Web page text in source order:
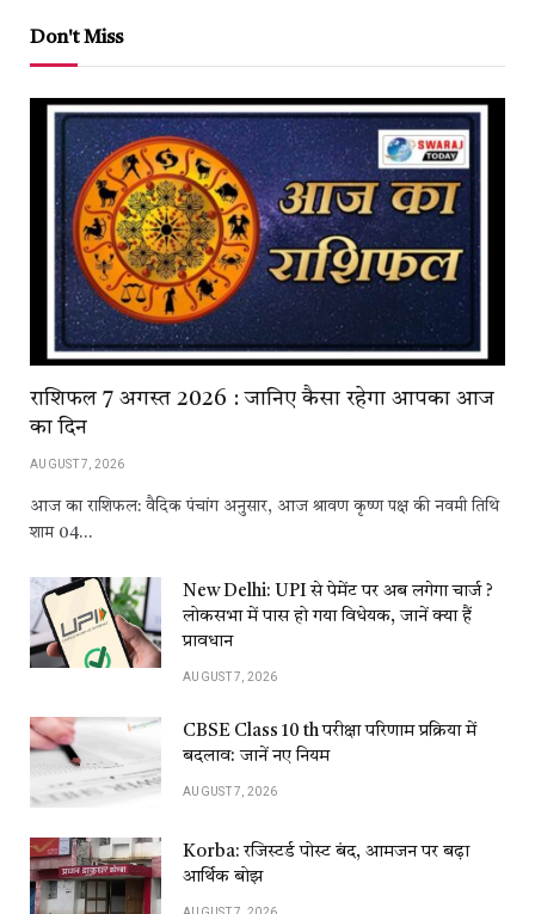
Don't Miss
राशिफल 7 अगस्त 2026 : जानिए कैसा रहेगा आपका आज
का दिन
AUGUST 7, 2026
आज का राशिफल: वैदिक पंचांग अनुसार, आज श्रावण कृष्ण पक्ष की नवमी तिथि
शाम 04…
New Delhi: UPI से पेमेंट पर अब लगेगा चार्ज ?
लोकसभा में पास हो गया विधेयक, जानें क्या हैं
प्रावधान
AUGUST 7, 2026
CBSE Class 10 th परीक्षा परिणाम प्रक्रिया में
बदलाव: जानें नए नियम
AUGUST 7, 2026
Korba: रजिस्टर्ड पोस्ट बंद, आमजन पर बढ़ा
आर्थिक बोझ